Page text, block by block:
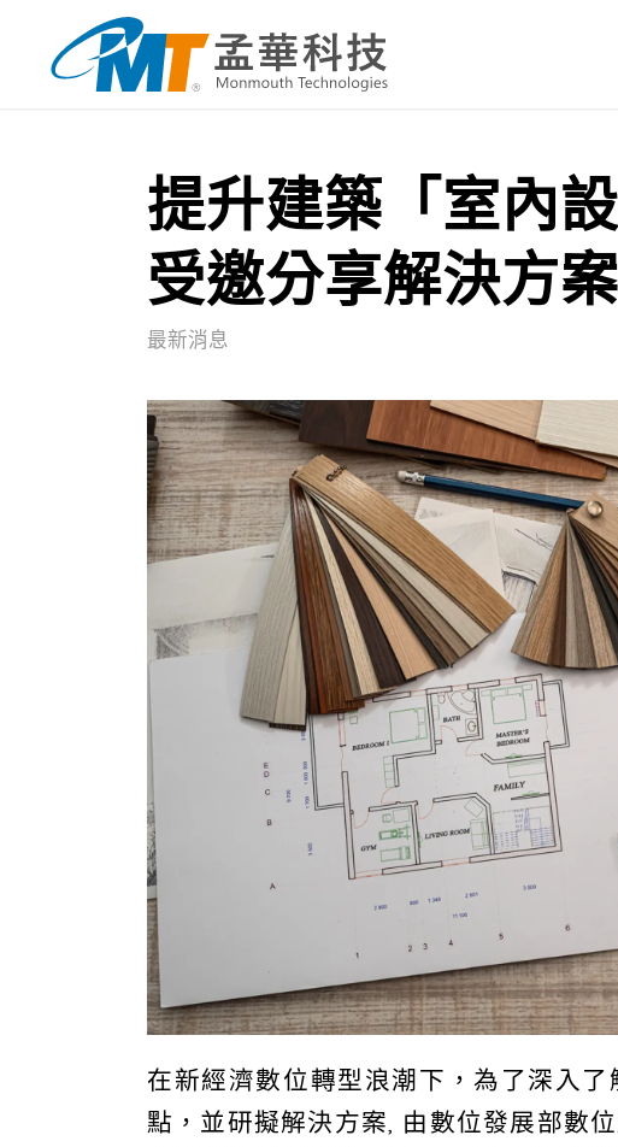
提升建築「室內
受邀分享解決方案
最新消息
在新經濟數位轉型浪潮下，為了深入
點，並研擬解決方案, 由數位發展部數